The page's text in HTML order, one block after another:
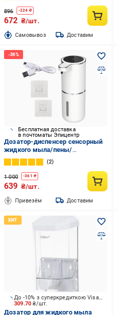
896 -224 ₴
672 ₴/шт.
Cамовывоз Доставим
Бесплатная доставка
в почтоматы Эпицентр
Дозатор-диспенсер сенсорный
жидкого мыла/пены/
антисептика 380 мл (20071268)
2
1 000 -361 ₴
639 ₴/шт.
Привезём Доставим
309.70₴/шт.
До -10% з суперкредиткою Visa Вигода
Дозатор для жидкого мыла